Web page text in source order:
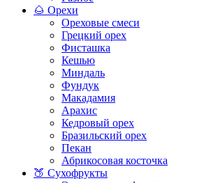
🌰 Орехи
Ореховые смеси
Грецкий орех
Фисташка
Кешью
Миндаль
Фундук
Макадамия
Арахис
Кедровый орех
Бразильский орех
Пекан
Абрикосовая косточка
🍑 Сухофрукты